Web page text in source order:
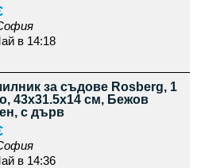
в 14:18
за съдове Rosberg, 1
43x31.5x14 см, Бежов
с дърв
в 14:36